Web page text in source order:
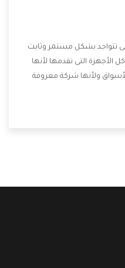
تتواجد بشكل مستمر وثابت
الأجهزة التى تقدمها لأنها
ولأنها شركة معروفة
التى تسهل على المستهلك